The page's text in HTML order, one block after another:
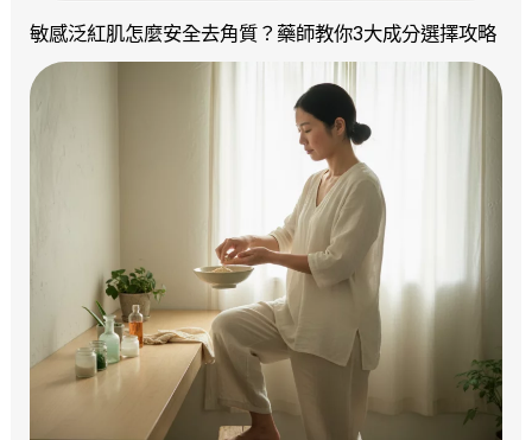
敏感泛紅肌怎麼安全去角質？藥師教你3大成分選擇攻略